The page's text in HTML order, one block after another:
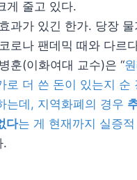
게 줄고 있다.
과가 있긴 한가. 당장 물
로나 팬데믹 때와 다르
훈(이화여대 교수)은 “
로 더 쓴 돈이 있는지 순
는데, 지역화폐의 경우
다는 게 현재까지 실증적
.